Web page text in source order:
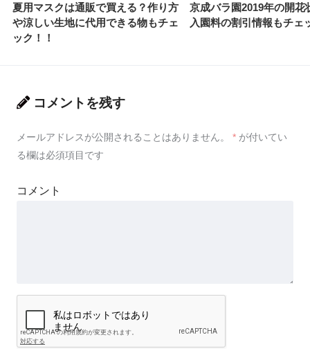
夏用マスクは通販で買える？作り方
や涼しい生地に代用できる物もチェ
ック！！
京成バラ園2019年の開花
入園料の割引情報もチェ
コメントを残す
メールアドレスが公開されることはありません。 * が付いてい
る欄は必須項目です
コメント